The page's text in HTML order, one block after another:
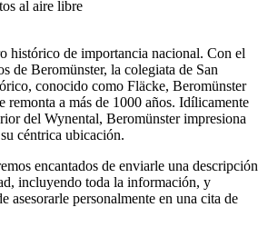
al aire libre
histórico de importancia nacional. Con el
de Beromünster, la colegiata de San
conocido como Fläcke, Beromünster
remonta a más de 1000 años. Idílicamente
del Wynental, Beromünster impresiona
céntrica ubicación.
encantados de enviarle una descripción
incluyendo toda la información, y
asesorarle personalmente en una cita de